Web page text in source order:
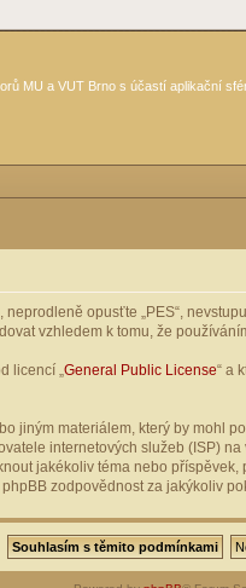
MU a VUT Brno s účastí aplikační
opusťte „PES“,
vzhledem k tomu, že
„ General Public License“ a
materiálem, který by mohl
internetových služeb (ISP)
jakékoliv téma nebo
zodpovědnost za jakýkoliv